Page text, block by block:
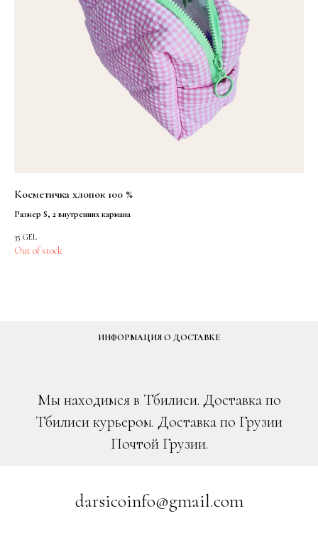
Косметичка хлопок 100 %
Размер S, 2 внутренних кармана
35 GEL
Out of stock
ИНФОРМАЦИЯ О ДОСТАВКЕ
Мы находимся в Тбилиси. Доставка по
Тбилиси курьером. Доставка по Грузии
Почтой Грузии.
darsicoinfo@gmail.com